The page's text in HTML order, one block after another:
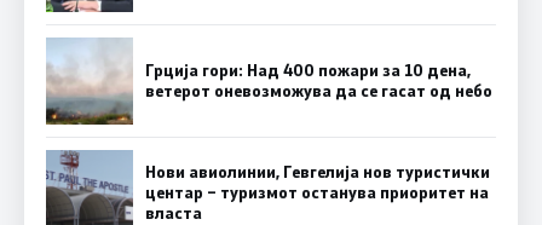
Грција гори: Над 400 пожари за 10 дена,
ветерот оневозможува да се гасат од небо
Нови авиолинии, Гевгелија нов туристички
центар – туризмот останува приоритет на
власта